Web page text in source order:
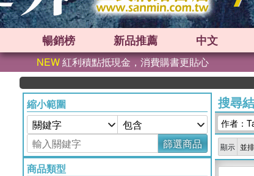
暢銷榜 新品推薦 中文
NEW紅利積點抵現金，消費購書更貼心
縮小範圍
篩選商品
商品類型
搜尋
作者：
顯示